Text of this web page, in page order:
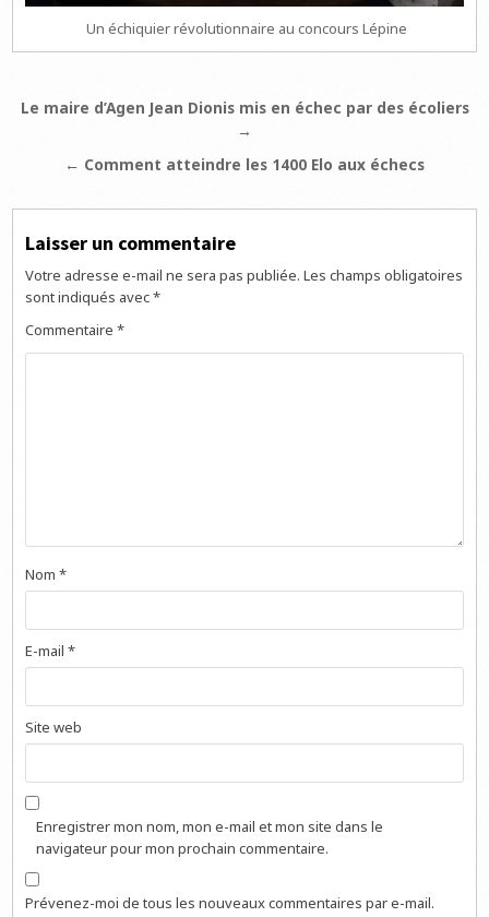
Un échiquier révolutionnaire au concours Lépine
Navigation
l’article
Le maire d’Agen Jean Dionis mis en échec par des écoliers
→
← Comment atteindre les 1400 Elo aux échecs
Laisser un commentaire
Votre adresse e-mail ne sera pas publiée. Les champs obligatoires
sont indiqués avec*
Commentaire*
Nom*
E-mail*
Site web
Enregistrer mon nom, mon e-mail et mon site dans le
navigateur pour mon prochain commentaire.
Prévenez-moi de tous les nouveaux commentaires par e-mail.